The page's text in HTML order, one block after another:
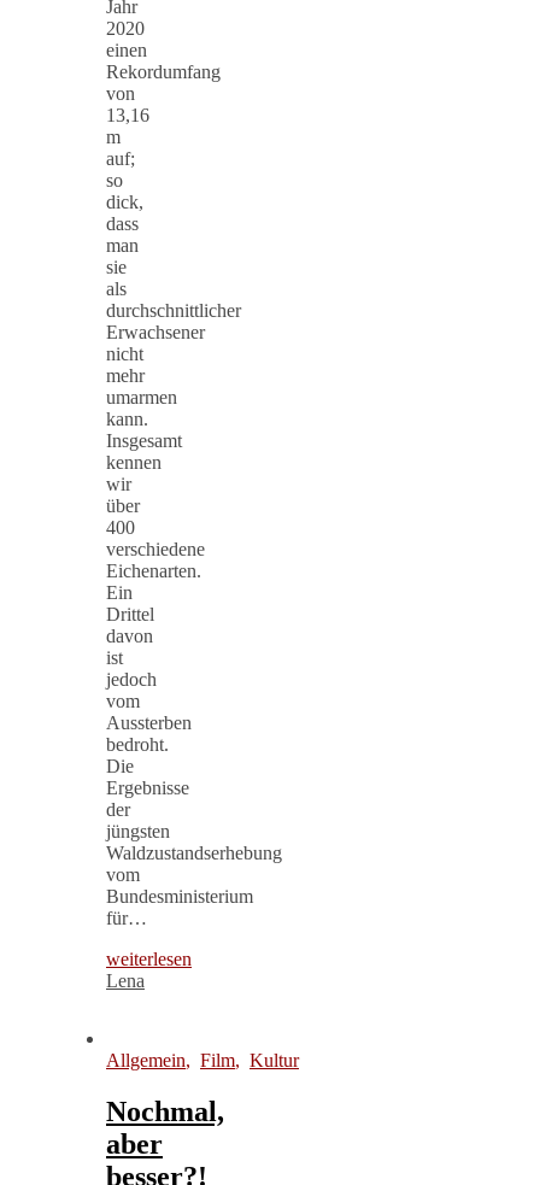
Jahr
2020
einen
Rekordumfang
von
13,16
m
auf;
so
dick,
dass
man
sie
als
durchschnittlicher
Erwachsener
nicht
mehr
umarmen
kann.
Insgesamt
kennen
wir
über
400
verschiedene
Eichenarten.
Ein
Drittel
davon
ist
jedoch
vom
Aussterben
bedroht.
Die
Ergebnisse
der
jüngsten
Waldzustandserhebung
vom
Bundesministerium
für…
weiterlesen
Lena
Allgemein, Film, Kultur
Nochmal,
aber
besser?!